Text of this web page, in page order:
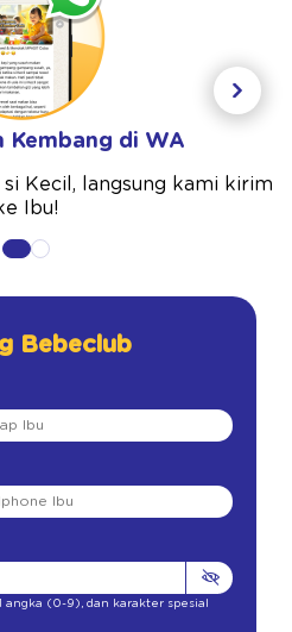
Kembang di WA
si Kecil, langsung kami kirim
Ibu!
Bebeclub
angka (0-9) dan karakter spesial